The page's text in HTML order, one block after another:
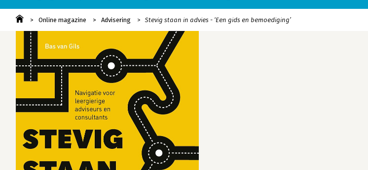
Online magazine Advisering Stevig staan in advies - ‘Een gids en bemoediging’